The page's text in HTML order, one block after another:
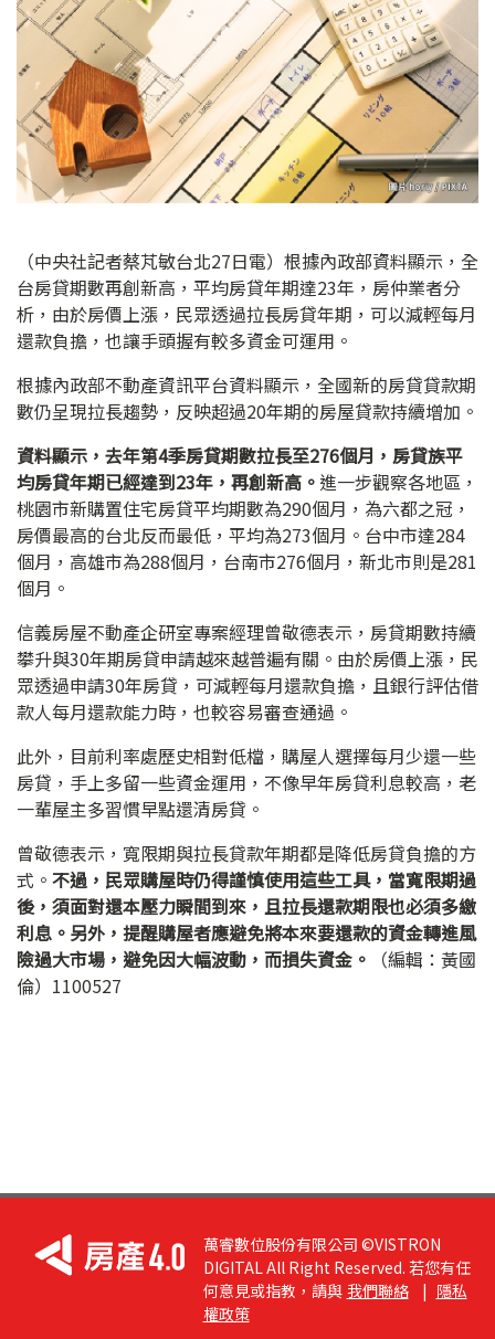
（中央社記者蔡芃敏台北27日電）根據內政部資料顯示，全
台房貸期數再創新高，平均房貸年期達23年，房仲業者分
析，由於房價上漲，民眾透過拉長房貸年期，可以減輕每月
還款負擔，也讓手頭握有較多資金可運用。
根據內政部不動產資訊平台資料顯示，全國新的房貸貸款期
數仍呈現拉長趨勢，反映超過20年期的房屋貸款持續增加。
資料顯示，去年第4季房貸期數拉長至276個月，房貸族平
均房貸年期已經達到23年，再創新高。 進一步觀察各地區，
桃園市新購置住宅房貸平均期數為290個月，為六都之冠，
房價最高的台北反而最低，平均為273個月。台中市達284
個月，高雄市為288個月，台南市276個月，新北市則是281
個月。
信義房屋不動產企研室專案經理曾敬德表示，房貸期數持續
攀升與30年期房貸申請越來越普遍有關。由於房價上漲，民
眾透過申請30年房貸，可減輕每月還款負擔，且銀行評估借
款人每月還款能力時，也較容易審查通過。
此外，目前利率處歷史相對低檔，購屋人選擇每月少還一些
房貸，手上多留一些資金運用，不像早年房貸利息較高，老
一輩屋主多習慣早點還清房貸。
曾敬德表示，寬限期與拉長貸款年期都是降低房貸負擔的方
式。 不過，民眾購屋時仍得謹慎使用這些工具，當寬限期過
後，須面對還本壓力瞬間到來，且拉長還款期限也必須多繳
利息。另外，提醒購屋者應避免將本來要還款的資金轉進風
險過大市場，避免因大幅波動，而損失資金。
（編輯：黃國
倫）1100527
萬睿數位股份有限公司 ©VISTRON
DIGITAL All Right Reserved. 若您有任
何意見或指教，請與 我們聯絡 | 隱私
權政策